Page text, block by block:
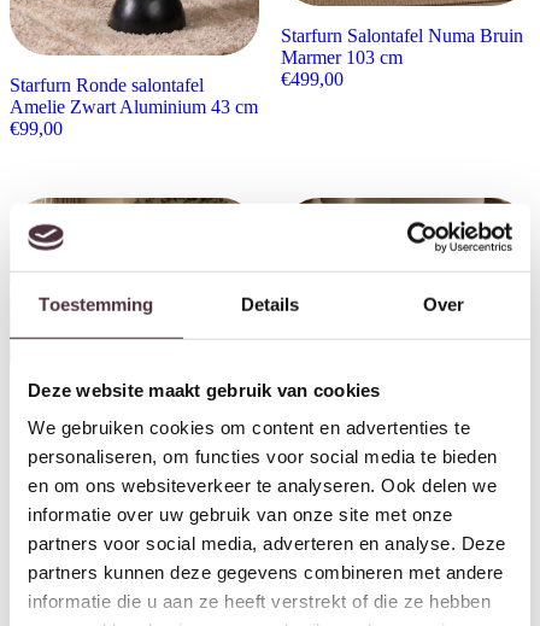
Toestemming Details Over
Deze website maakt gebruik van cookies
We gebruiken cookies om content en advertenties te
personaliseren, om functies voor social media te bieden
en om ons websiteverkeer te analyseren. Ook delen we
informatie over uw gebruik van onze site met onze
partners voor social media, adverteren en analyse. Deze
partners kunnen deze gegevens combineren met andere
informatie die u aan ze heeft verstrekt of die ze hebben
Starfurn Ronde salontafel
Amelie Zwart Aluminium 43 cm
€99,00
Starfurn Salontafel Numa Bruin
Marmer 103 cm
€499,00
Starfurn Bijzettafel Numa Bruin
marmer 60 cm
299,00
By-Boo salontafel Irona beige
80x80x33 cm glas
€ 189,00
Aanbieding!